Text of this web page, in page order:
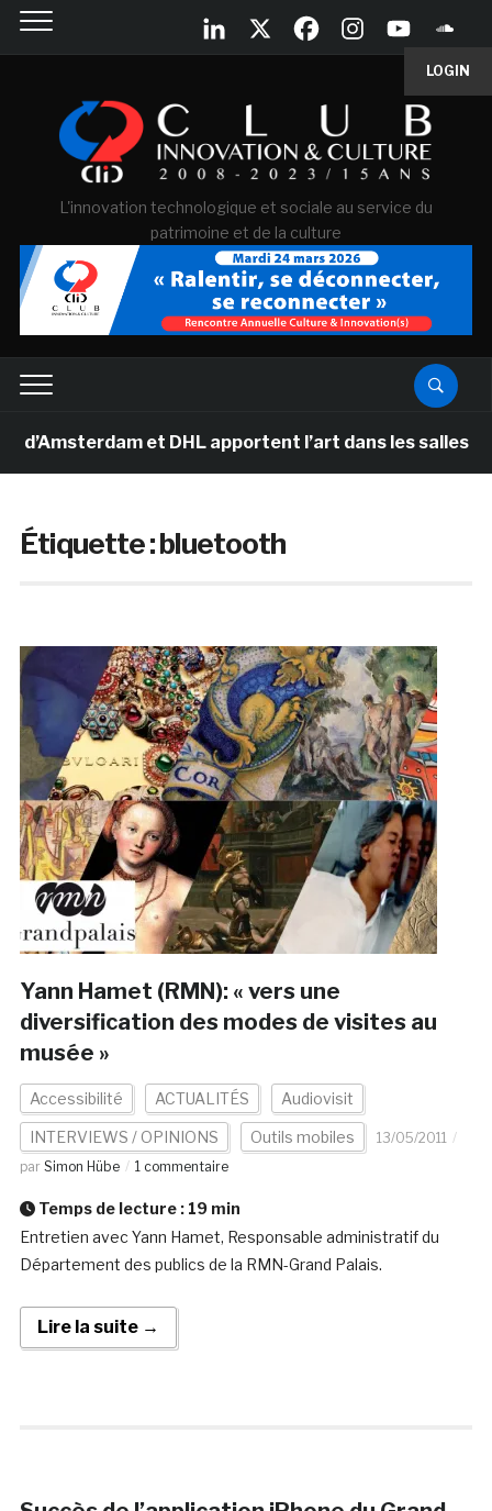
LOGIN
L'innovation technologique et sociale au service du
patrimoine et de la culture
et DHL apportent l’art dans les salles de
Étiquette :bluetooth
Yann Hamet (RMN): « vers une
diversification des modes de visites au
musée »
Accessibilité ACTUALITÉS Audiovisit
INTERVIEWS / OPINIONS Outils mobiles
13/05/2011
par Simon Hübe 1 commentaire
Temps de lecture : 19 min
Entretien avec Yann Hamet, Responsable administratif du
Département des publics de la RMN-Grand Palais.
Lire la suite →